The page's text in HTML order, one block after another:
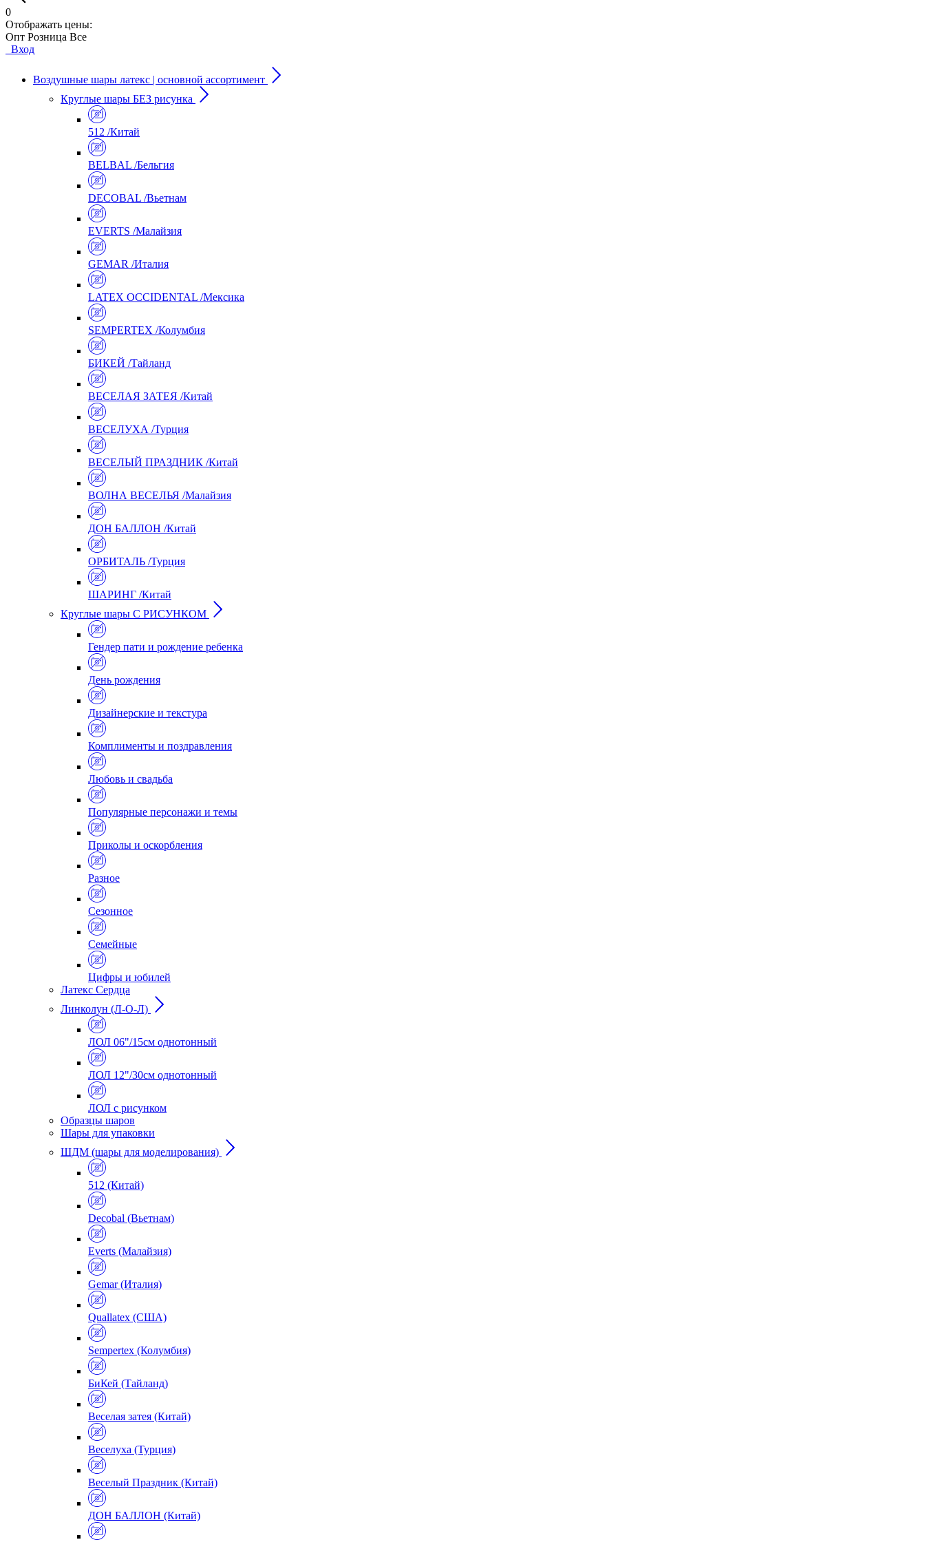
0
Отображать цены:
Опт Розница Все
Вход
Воздушные шары латекс | основной ассортимент
Круглые шары БЕЗ рисунка
512 /Китай
BELBAL /Бельгия
DECOBAL /Вьетнам
EVERTS /Малайзия
GEMAR /Италия
LATEX OCCIDENTAL /Мексика
SEMPERTEX /Колумбия
БИКЕЙ /Тайланд
ВЕСЕЛАЯ ЗАТЕЯ /Китай
ВЕСЕЛУХА /Турция
ВЕСЕЛЫЙ ПРАЗДНИК /Китай
ВОЛНА ВЕСЕЛЬЯ /Малайзия
ДОН БАЛЛОН /Китай
ОРБИТАЛЬ /Турция
ШАРИНГ /Китай
Круглые шары С РИСУНКОМ
Гендер пати и рождение ребенка
День рождения
Дизайнерские и текстура
Комплименты и поздравления
Любовь и свадьба
Популярные персонажи и темы
Приколы и оскорбления
Разное
Сезонное
Семейные
Цифры и юбилей
Латекс Сердца
Линколун (Л-О-Л)
ЛОЛ 06"/15см однотонный
ЛОЛ 12"/30см однотонный
ЛОЛ с рисунком
Образцы шаров
Шары для упаковки
ШДМ (шары для моделирования)
512 (Китай)
Decobal (Вьетнам)
Everts (Малайзия)
Gemar (Италия)
Quallatex (США)
Sempertex (Колумбия)
БиКей (Тайланд)
Веселая затея (Китай)
Веселуха (Турция)
Веселый Праздник (Китай)
ДОН БАЛЛОН (Китай)